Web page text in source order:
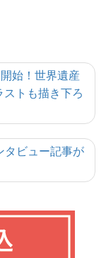
始！世界遺産
トも描き下ろ
タビュー記事が